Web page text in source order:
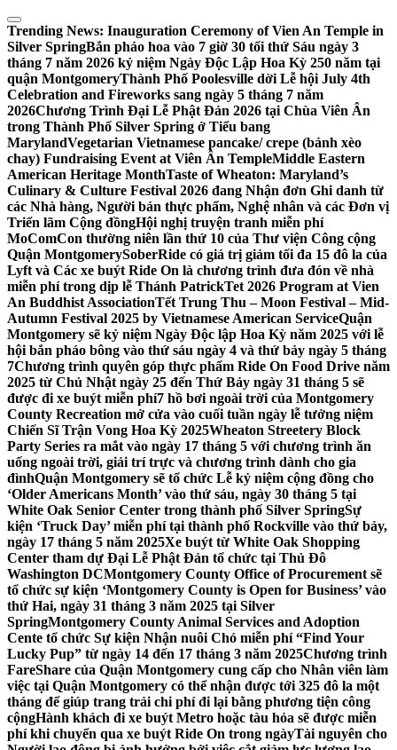
Skip
to
content
Trending News: Inauguration Ceremony of Vien An Temple in
Silver SpringBắn pháo hoa vào 7 giờ 30 tối thứ Sáu ngày 3
tháng 7 năm 2026 kỷ niệm Ngày Độc Lập Hoa Kỳ 250 năm tại
quận MontgomeryThành Phố Poolesville dời Lễ hội July 4th
Celebration and Fireworks sang ngày 5 tháng 7 năm
2026Chương Trình Đại Lễ Phật Đản 2026 tại Chùa Viên Ân
trong Thành Phố Silver Spring ở Tiểu bang
MarylandVegetarian Vietnamese pancake/ crepe (bánh xèo
chay) Fundraising Event at Viên Ân TempleMiddle Eastern
American Heritage MonthTaste of Wheaton: Maryland’s
Culinary & Culture Festival 2026 đang Nhận đơn Ghi danh từ
các Nhà hàng, Người bán thực phẩm, Nghệ nhân và các Đơn vị
Triển lãm Cộng đồngHội nghị truyện tranh miễn phí
MoComCon thường niên lần thứ 10 của Thư viện Công cộng
Quận MontgomerySoberRide có giá trị giảm tối đa 15 đô la của
Lyft và Các xe buýt Ride On là chương trình đưa đón về nhà
miễn phí trong dịp lễ Thánh PatrickTet 2026 Program at Vien
An Buddhist AssociationTết Trung Thu – Moon Festival – Mid-
Autumn Festival 2025 by Vietnamese American ServiceQuận
Montgomery sẽ kỷ niệm Ngày Độc lập Hoa Kỳ năm 2025 với lễ
hội bắn pháo bông vào thứ sáu ngày 4 và thứ bảy ngày 5 tháng
7Chương trình quyên góp thực phẩm Ride On Food Drive năm
2025 từ Chủ Nhật ngày 25 đến Thứ Bảy ngày 31 tháng 5 sẽ
được đi xe buýt miễn phí7 hồ bơi ngoài trời của Montgomery
County Recreation mở cửa vào cuối tuần ngày lễ tưởng niệm
Chiến Sĩ Trận Vong Hoa Kỳ 2025Wheaton Streetery Block
Party Series ra mắt vào ngày 17 tháng 5 với chương trình ăn
uống ngoài trời, giải trí trực và chương trình dành cho gia
đìnhQuận Montgomery sẽ tổ chức Lễ kỷ niệm cộng đồng cho
‘Older Americans Month’ vào thứ sáu, ngày 30 tháng 5 tại
White Oak Senior Center trong thành phố Silver SpringSự
kiện ‘Truck Day’ miễn phí tại thành phố Rockville vào thứ bảy,
ngày 17 tháng 5 năm 2025Xe buýt từ White Oak Shopping
Center tham dự Đại Lễ Phật Đản tổ chức tại Thủ Đô
Washington DCMontgomery County Office of Procurement sẽ
tổ chức sự kiện ‘Montgomery County is Open for Business’ vào
thứ Hai, ngày 31 tháng 3 năm 2025 tại Silver
SpringMontgomery County Animal Services and Adoption
Cente tổ chức Sự kiện Nhận nuôi Chó miễn phí “Find Your
Lucky Pup” từ ngày 14 đến 17 tháng 3 năm 2025Chương trình
FareShare của Quận Montgomery cung cấp cho Nhân viên làm
việc tại Quận Montgomery có thể nhận được tới 325 đô la một
tháng để giúp trang trải chi phí đi lại bằng phương tiện công
cộngHành khách đi xe buýt Metro hoặc tàu hỏa sẽ được miễn
phí khi chuyển qua xe buýt Ride On trong ngàyTài nguyên cho